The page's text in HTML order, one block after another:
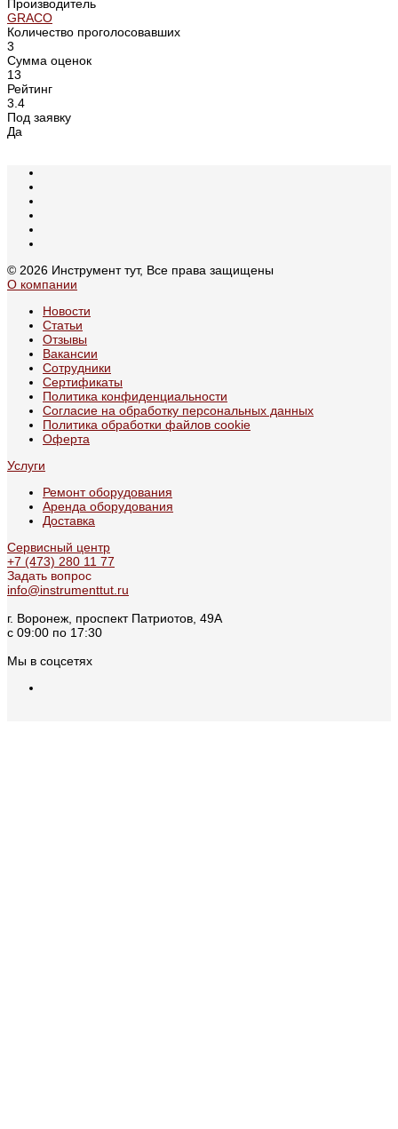
Производитель
GRACO
Количество проголосовавших
3
Сумма оценок
13
Рейтинг
3.4
Под заявку
Да
© 2026 Инструмент тут, Все права защищены
О компании
Новости
Статьи
Отзывы
Вакансии
Сотрудники
Сертификаты
Политика конфиденциальности
Согласие на обработку персональных данных
Политика обработки файлов cookie
Оферта
Услуги
Ремонт оборудования
Аренда оборудования
Доставка
Сервисный центр
+7 (473) 280 11 77
Задать вопрос
info@instrumenttut.ru
г. Воронеж, проспект Патриотов, 49А
с 09:00 по 17:30
Мы в соцсетях